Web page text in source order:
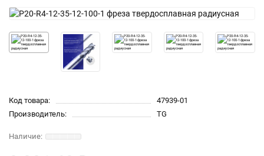
Код товара:
47939-01
Производитель:
TG